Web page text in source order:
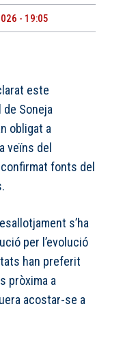
- 19:05
este
Soneja
obligat a
veïns del
fonts del
s’ha
per l’evolució
han preferit
pròxima a
acostar-se a